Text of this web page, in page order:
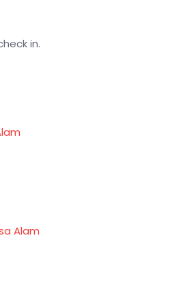
in.
Alam